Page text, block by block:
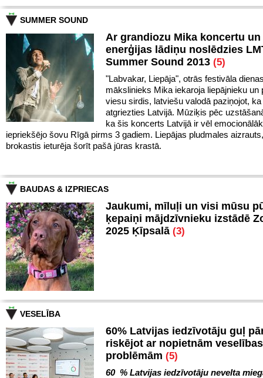
SUMMER SOUND
Ar grandiozu Mika koncertu
enerģijas lādiņu noslēdzies
Summer Sound 2013 (5)
"Labvakar, Liepāja", otrās festivāla
mākslinieks Mika iekaroja liepājnieku un
viesu sirdis, latviešu valodā paziņojot,
atgriezties Latvijā. Mūziķis pēc
ka šis koncerts Latvijā ir vēl
iepriekšējo šovu Rīgā pirms 3 gadiem. Liepājas pludmales
brokastis ieturēja šorīt pašā jūras krastā.
BAUDAS & IZPRIECAS
Jaukumi, mīluļi un visi mūsu
ķepaiņi mājdzīvnieku izstādē
2025 Ķīpsalā (3)
VESELĪBA
60% Latvijas iedzīvotāju guļ
riskējot ar nopietnām veselības
problēmām (5)
60 % Latvijas iedzīvotāju nevelta